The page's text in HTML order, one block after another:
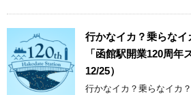
行かなイカ？乗らなイ
「函館駅開業120周年
12/25）
行かなイカ？乗らなイカ